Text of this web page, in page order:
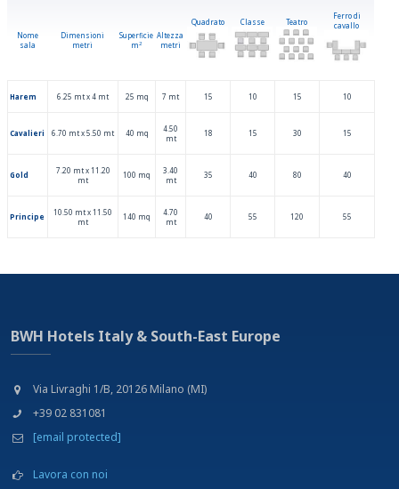
Nome
sala
Dimensioni
metri
Superficie
m2
Altezza
metri
Quadrato Classe Teatro
Ferro di
cavallo
Harem 6.25 mt x 4 mt 25 mq 7 mt 15 10 15 10
Cavalieri 6.70 mt x 5.50 mt 40 mq
4.50
mt
18 15 30 15
Gold
7.20 mt x 11.20
mt
100 mq
3.40
mt
35 40 80 40
Principe
10.50 mt x 11.50
mt
140 mq
4.70
mt
40 55 120 55
BWH Hotels Italy & South-East Europe
Via Livraghi 1/B, 20126 Milano (MI)
+39 02 831081
[email protected]
Lavora con noi